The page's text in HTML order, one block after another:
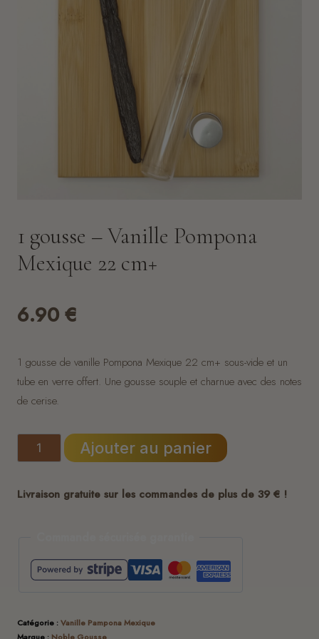
1 gousse – Vanille Pompona
Mexique 22 cm+
6.90€
1 gousse de vanille Pompona Mexique 22 cm+ sous-vide et un
tube en verre offert. Une gousse souple et charnue avec des notes
de cerise.
quantité
de
Pompona
cm+
Ajouter au panier
Livraison gratuite sur les commandes de plus de 39 € !
Catégorie :Vanille Pampona Mexique